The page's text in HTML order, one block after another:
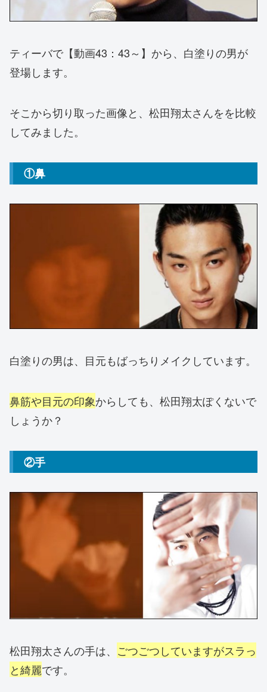
ティーバで【動画43：43～】から、白塗りの男が
登場します。
そこから切り取った画像と、松田翔太さんをを比較
してみました。
①鼻
白塗りの男は、目元もばっちりメイクしています。
鼻筋や目元の印象からしても、松田翔太ぽくないで
しょうか？
②手
松田翔太さんの手は、 ごつごつしていますがスラっ
と綺麗です。